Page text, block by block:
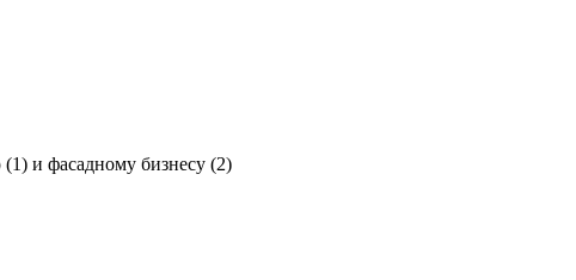
и фасадному бизнесу (2)